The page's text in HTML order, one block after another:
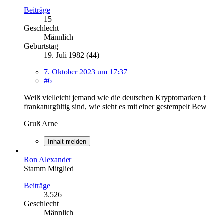
Beiträge
15
Geschlecht
Männlich
Geburtstag
19. Juli 1982 (44)
7. Oktober 2023 um 17:37
#6
Weiß vielleicht jemand wie die deutschen Kryptomarken
frankaturgültig sind, wie sieht es mit einer gestempelt
Gruß Arne
Inhalt melden
Ron Alexander
Stamm Mitglied
Beiträge
3.526
Geschlecht
Männlich